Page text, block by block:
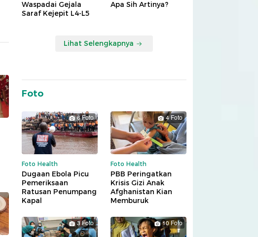
Waspadai Gejala
Saraf Kejepit L4-L5
Apa Sih Artinya?
Lihat Selengkapnya
Foto
6 Foto
Foto Health
Dugaan Ebola Picu
Pemeriksaan
Ratusan Penumpang
Kapal
4 Foto
Foto Health
PBB Peringatkan
Krisis Gizi Anak
Afghanistan Kian
Memburuk
3 Foto 10 Foto